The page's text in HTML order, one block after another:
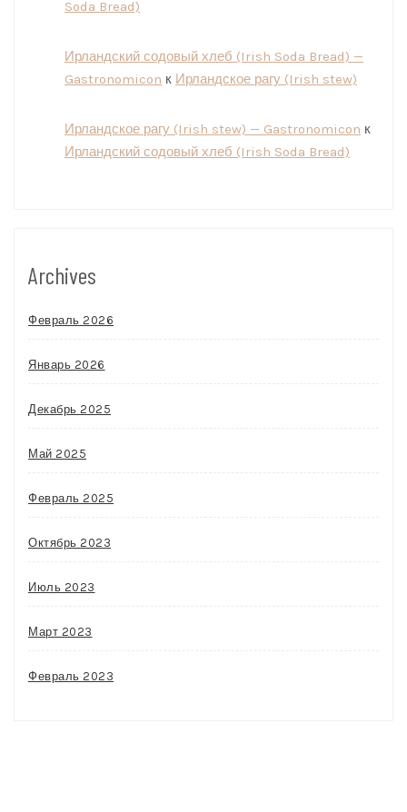
Soda Bread)
Ирландский содовый хлеб (Irish Soda Bread) —
Gastronomicon к Ирландское рагу (Irish stew)
Ирландское рагу (Irish stew) — Gastronomicon к
Ирландский содовый хлеб (Irish Soda Bread)
Archives
Февраль 2026
Январь 2026
Декабрь 2025
Май 2025
Февраль 2025
Октябрь 2023
Июль 2023
Март 2023
Февраль 2023